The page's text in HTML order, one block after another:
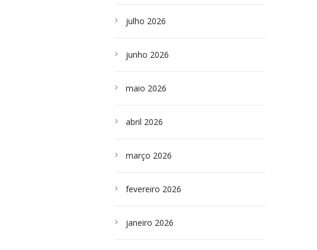
julho 2026
junho 2026
maio 2026
abril 2026
março 2026
fevereiro 2026
janeiro 2026